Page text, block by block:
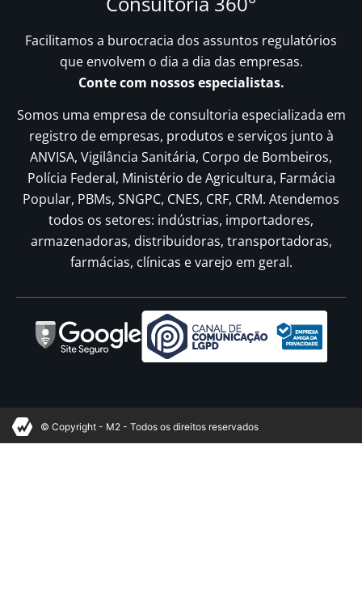
Facilitamos a burocracia dos assuntos regulatórios
que envolvem o dia a dia das empresas.
Conte com nossos especialistas.
Somos uma empresa de consultoria especializada em
registro de empresas, produtos e serviços junto à
ANVISA, Vigilância Sanitária, Corpo de Bombeiros,
Polícia Federal, Ministério de Agricultura, Farmácia
Popular, PBMs, SNGPC, CNES, CRF, CRM. Atendemos
todos os setores: indústrias, importadores,
armazenadoras, distribuidoras, transportadoras,
farmácias, clínicas e varejo em geral.
© Copyright - M2 - Todos os direitos reservados